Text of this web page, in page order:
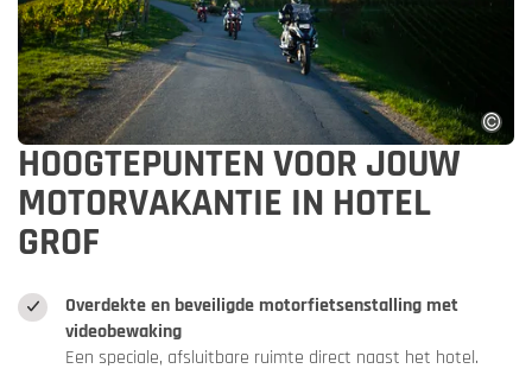
HOOGTEPUNTEN VOOR JOUW
MOTORVAKANTIE IN HOTEL
GROF
Overdekte en beveiligde motorfietsenstalling met
videobewaking
Een speciale, afsluitbare ruimte direct naast het hotel.